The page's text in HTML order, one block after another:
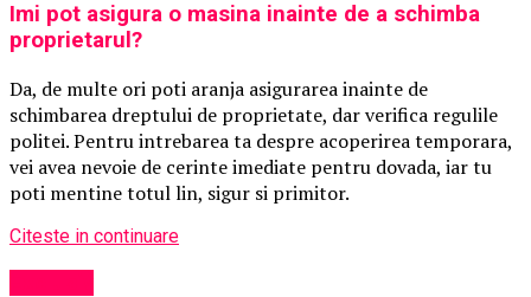
Imi pot asigura o masina inainte de a schimba
proprietarul?
Da, de multe ori poti aranja asigurarea inainte de
schimbarea dreptului de proprietate, dar verifica regulile
politei. Pentru intrebarea ta despre acoperirea temporara,
vei avea nevoie de cerinte imediate pentru dovada, iar tu
poti mentine totul lin, sigur si primitor.
Citeste in continuare